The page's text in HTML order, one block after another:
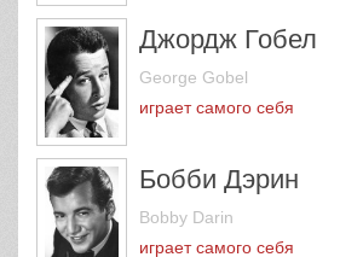
Джордж Гобел
George Gobel
играет самого себя
Бобби Дэрин
Bobby Darin
играет самого себя